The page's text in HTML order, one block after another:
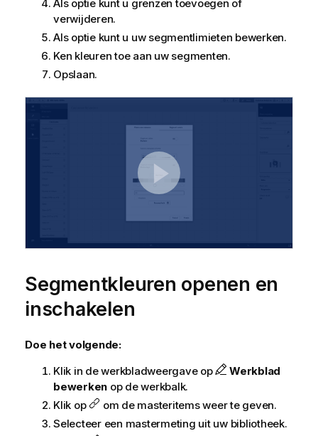
Als optie kunt u grenzen toevoegen of
verwijderen.
Als optie kunt u uw segmentlimieten bewerken.
Ken kleuren toe aan uw segmenten.
Opslaan.
Segmentkleuren openen en
inschakelen
Doe het volgende:
Klik in de werkbladweergave op
Werkblad
bewerken op de werkbalk.
Klik op
om de masteritems weer te geven.
Selecteer een mastermeting uit uw bibliotheek.